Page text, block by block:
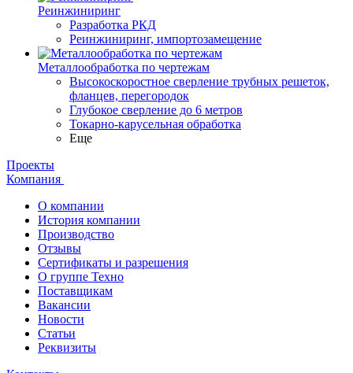
Реинжиниринг
Разработка РКД
Реинжиниринг, импортозамещение
Металлообработка по чертежам
Высокоскоростное сверление трубных решеток,
фланцев, перегородок
Глубокое сверление до 6 метров
Токарно-карусельная обработка
Еще
Проекты
Компания
О компании
История компании
Производство
Отзывы
Сертификаты и разрешения
О группе Техно
Поставщикам
Вакансии
Новости
Статьи
Реквизиты